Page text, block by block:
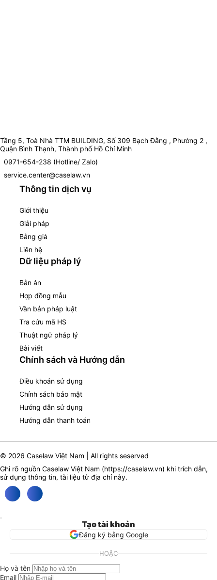
Tầng 5, Toà Nhà TTM BUILDING, Số 309 Bạch Đằng , Phường 2 ,
Quận Bình Thạnh, Thành phố Hồ Chí Minh
0971-654-238 (Hotline/ Zalo)
service.center@caselaw.vn
Thông tin dịch vụ
Giới thiệu
Giải pháp
Bảng giá
Liên hệ
Dữ liệu pháp lý
Bản án
Hợp đồng mẫu
Văn bản pháp luật
Tra cứu mã HS
Thuật ngữ pháp lý
Bài viết
Chính sách và Hướng dẫn
Điều khoản sử dụng
Chính sách bảo mật
Hướng dẫn sử dụng
Hướng dẫn thanh toán
© 2026 Caselaw Việt Nam | All rights seserved
Ghi rõ nguồn Caselaw Việt Nam (https://caselaw.vn) khi trích dẫn,
sử dụng thông tin, tài liệu từ địa chỉ này.
Tạo tài khoản
Đăng ký bằng Google
HOẶC
Họ và tên
Email